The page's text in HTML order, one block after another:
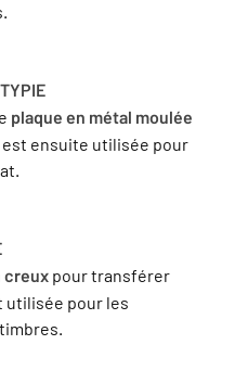
plaque en métal moulée
est ensuite utilisée pour
creux pour transférer
utilisée pour les